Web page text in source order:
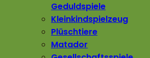
Geduldspiele
Kleinkindspielzeug
Plüschtiere
Matador